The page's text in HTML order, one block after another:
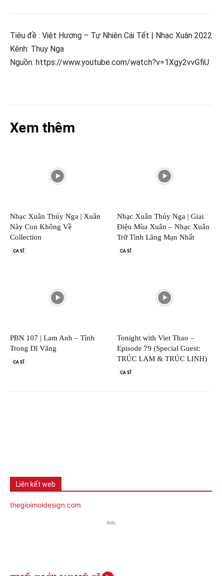
Tiêu đề : Việt Hương – Tự Nhiên Cái Tết | Nhạc Xuân 2022
Kênh: Thuy Nga
Nguồn: https://www.youtube.com/watch?v=1Xgy2vvGfiU
Xem thêm
Nhạc Xuân Thúy Nga | Xuân
Này Con Không Về
Collection
CA SĨ
Nhạc Xuân Thúy Nga | Giai
Điệu Mùa Xuân – Nhạc Xuân
Trữ Tình Lãng Mạn Nhất
CA SĨ
PBN 107 | Lam Anh – Tình
Trong Dĩ Vãng
CA SĨ
Tonight with Viet Thao –
Episode 79 (Special Guest:
TRÚC LAM & TRÚC LINH)
CA SĨ
Liên kết web
thegioimoidesign.com
Ads